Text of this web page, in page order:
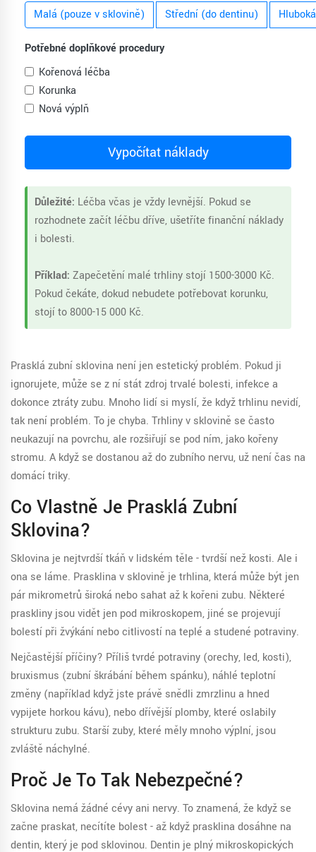
Malá (pouze v sklovině)
Střední (do dentinu)
Potřebné doplňkové procedury
Kořenová léčba
Korunka
Nová výplň
Vypočítat náklady
Důležité: Léčba včas je vždy levnější. Pokud se
rozhodnete začít léčbu dříve, ušetříte finanční náklady
i bolesti.
Příklad: Zapečetění malé trhliny stojí 1500-3000 Kč.
Pokud čekáte, dokud nebudete potřebovat korunku,
stojí to 8000-15 000 Kč.
Prasklá zubní sklovina není jen estetický problém. Pokud ji
ignorujete, může se z ní stát zdroj trvalé bolesti, infekce a
dokonce ztráty zubu. Mnoho lidí si myslí, že když trhlinu nevidí,
tak není problém. To je chyba. Trhliny v sklovině se často
neukazují na povrchu, ale rozšiřují se pod ním, jako kořeny
stromu. A když se dostanou až do zubního nervu, už není čas na
domácí triky.
Co Vlastně Je Prasklá Zubní
Sklovina?
Sklovina je nejtvrdší tkáň v lidském těle - tvrdší než kosti. Ale i
ona se láme. Prasklina v sklovině je trhlina, která může být jen
pár mikrometrů široká nebo sahat až k kořeni zubu. Některé
praskliny jsou vidět jen pod mikroskopem, jiné se projevují
bolestí při žvýkání nebo citlivostí na teplé a studené potraviny.
Nejčastější příčiny? Příliš tvrdé potraviny (orechy, led, kosti),
bruxismus (zubní škrábání během spánku), náhlé teplotní
změny (například když jste právě snědli zmrzlinu a hned
vypijete horkou kávu), nebo dřívější plomby, které oslabily
strukturu zubu. Starší zuby, které měly mnoho výplní, jsou
zvláště náchylné.
Proč Je To Tak Nebezpečné?
Sklovina nemá žádné cévy ani nervy. To znamená, že když se
začne praskat, necítíte bolest - až když prasklina dosáhne na
dentin, který je pod sklovinou. Dentin je plný mikroskopických